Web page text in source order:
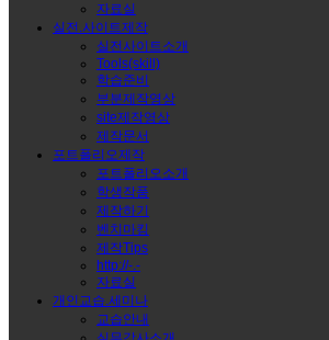
자료실
실전.사이트제작
실전사이트소개
Tools(skill)
학습준비
부분제작영상
site제작영상
제작문서
포트폴리오제작
포트폴리오소개
학생작품
제작하기
벤치마킹
제작Tips
http://-.-
자료실
개인교습.세미나
교습안내